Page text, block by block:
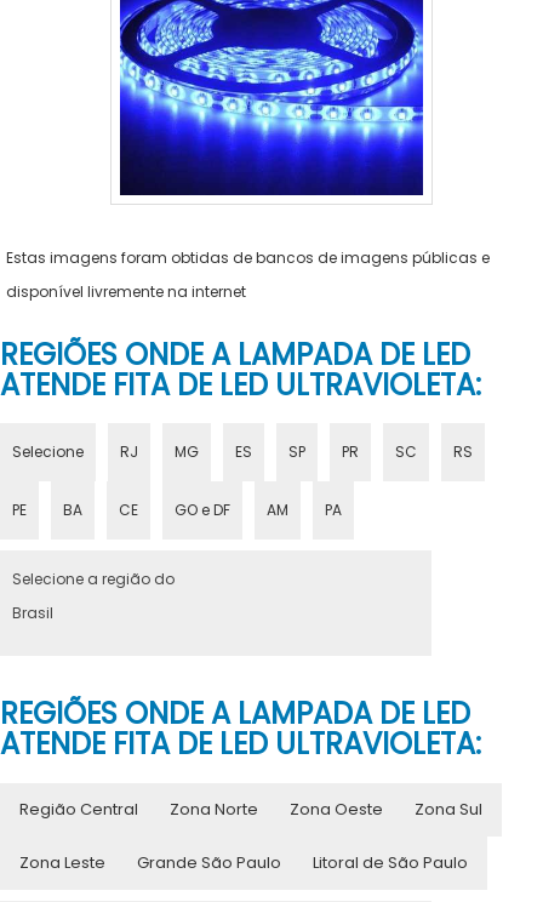
Estas imagens foram obtidas de bancos de imagens públicas e
disponível livremente na internet
REGIÕES ONDE A LAMPADA DE LED
ATENDE FITA DE LED ULTRAVIOLETA:
Selecione RJ MG ES SP PR SC RS
PE BA CE GO e DF AM PA
Selecione a região do
Brasil
REGIÕES ONDE A LAMPADA DE LED
ATENDE FITA DE LED ULTRAVIOLETA:
Região Central Zona Norte Zona Oeste Zona Sul
Zona Leste Grande São Paulo Litoral de São Paulo